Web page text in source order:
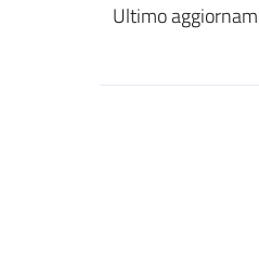
Ultimo